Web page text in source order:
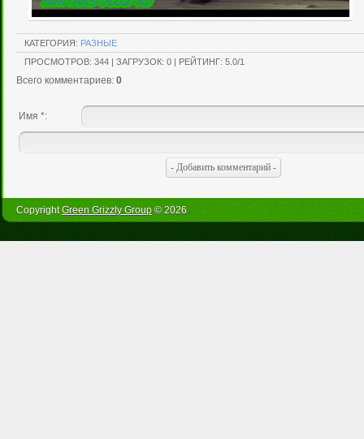
КАТЕГОРИЯ: РАЗНЫЕ
ПРОСМОТРОВ: 344 | ЗАГРУЗОК: 0 | РЕЙТИНГ: 5.0/1
Всего комментариев: 0
Имя *:
CopyrightGreen Grizzly Group © 2026